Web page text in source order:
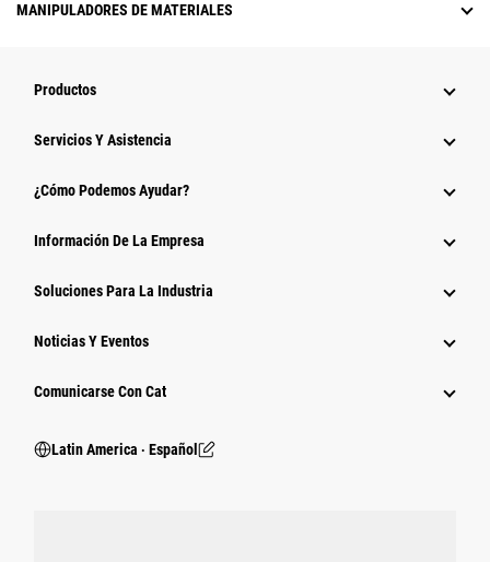
MANIPULADORES DE MATERIALES
Productos
Servicios Y Asistencia
¿Cómo Podemos Ayudar?
Información De La Empresa
Soluciones Para La Industria
Noticias Y Eventos
Comunicarse Con Cat
Latin America ‧ Español